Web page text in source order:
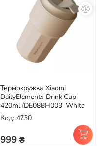
Термокружка Xiaomi
DailyElements Drink Cup
420ml (DE08BH003) White
Код: 4730
999 ₴